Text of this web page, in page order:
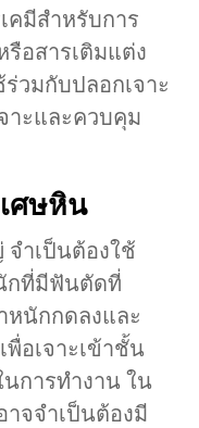
คมีสำหรับการ
รือสารเติมแต่ง
วมกับปลอกเจาะ
าะและควบคุม
ศษหิน
ำเป็นต้องใช้
กที่มีฟันตัดที่
หนักกดลงและ
อเจาะเข้าชั้น
การทำงาน ใน
จจำเป็นต้องมี